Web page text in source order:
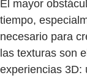
El mayor
tiempo,
necesario para
las texturas son
experiencias 3D: